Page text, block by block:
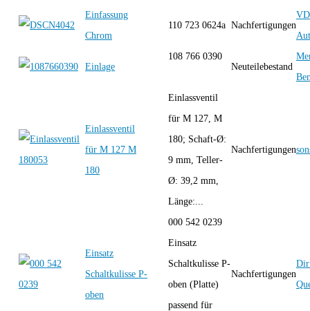
Einfassung
Chrom
110 723 0624a Nachfertigungen
Einlage
108 766 0390
Neuteilebestand
Einlassventil
für M 127 M
180
Einlassventil
für M 127, M
180; Schaft-Ø:
9 mm, Teller-
Ø: 39,2 mm,
Länge:...
Nachfertigungen
Einsatz
Schaltkulisse P-
oben
000 542 0239
Einsatz
Schaltkulisse P-
oben (Platte)
passend für
Nachfertigungen